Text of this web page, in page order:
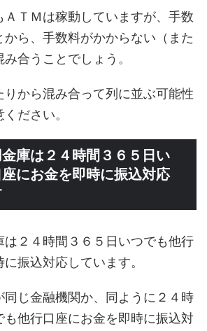
ＡＴＭは稼動していますが、手数
ら、手数料がかからない（また
合うことでしょう。
りから混み合って列に並ぶ可能性
ださい。
庫は２４時間３６５日い
にお金を即時に振込対応
は２４時間３６５日いつでも他行
振込対応しています。
同じ金融機関か、同ように２４時
も他行口座にお金を即時に振込対